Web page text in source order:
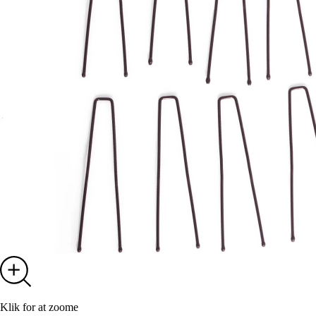
Klik for at zoome